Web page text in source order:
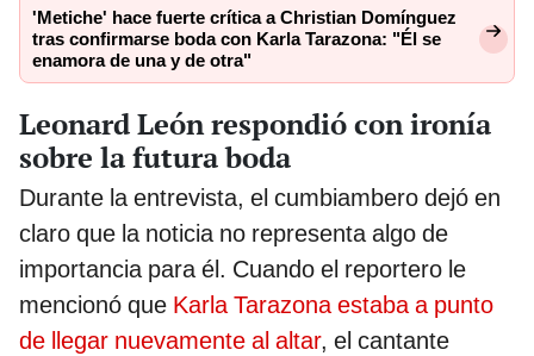
'Metiche' hace fuerte crítica a Christian Domínguez
tras confirmarse boda con Karla Tarazona: "Él se
enamora de una y de otra"
Leonard León respondió con ironía
sobre la futura boda
Durante la entrevista, el cumbiambero dejó en
claro que la noticia no representa algo de
importancia para él. Cuando el reportero le
mencionó que Karla Tarazona estaba a punto
de llegar nuevamente al altar, el cantante